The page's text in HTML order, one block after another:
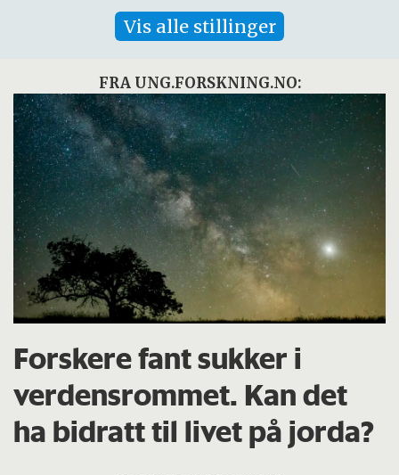
Vis alle stillinger
FRA UNG.FORSKNING.NO:
Forskere fant sukker i
verdensrommet. Kan det
ha bidratt til livet på jorda?